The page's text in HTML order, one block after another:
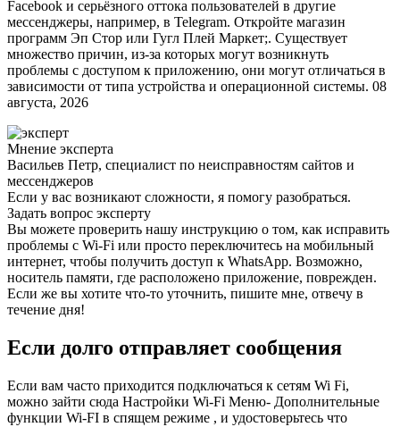
Facebook и серьёзного оттока пользователей в другие
мессенджеры, например, в Telegram. Откройте магазин
программ Эп Стор или Гугл Плей Маркет;. Существует
множество причин, из-за которых могут возникнуть
проблемы с доступом к приложению, они могут отличаться в
зависимости от типа устройства и операционной системы. 08
августа, 2026
Мнение эксперта
Васильев Петр, специалист по неисправностям сайтов и
мессенджеров
Если у вас возникают сложности, я помогу разобраться.
Задать вопрос эксперту
Вы можете проверить нашу инструкцию о том, как исправить
проблемы с Wi-Fi или просто переключитесь на мобильный
интернет, чтобы получить доступ к WhatsApp. Возможно,
носитель памяти, где расположено приложение, поврежден.
Если же вы хотите что-то уточнить, пишите мне, отвечу в
течение дня!
Если долго отправляет сообщения
Если вам часто приходится подключаться к сетям Wi Fi,
можно зайти сюда Настройки Wi-Fi Меню- Дополнительные
функции Wi-FI в спящем режиме , и удостоверьтесь что